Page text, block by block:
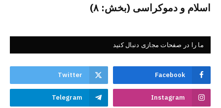
اسلام و دموکراسی (بخش: ۸)
ما را در صفحات مجازی دنبال کنید
Facebook
Twitter
Instagram
Telegram